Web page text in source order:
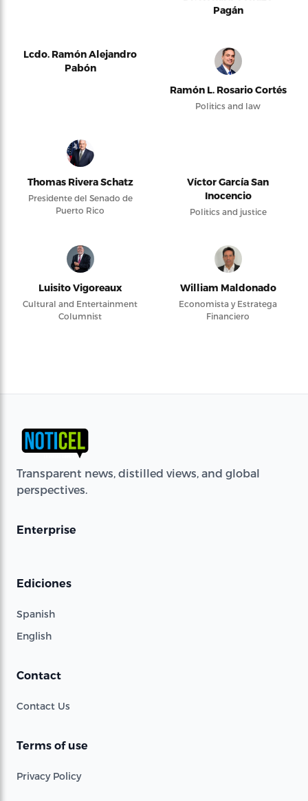
Pagán
Lcdo. Ramón Alejandro
Pabón
Ramón L. Rosario Cortés
Politics and law
Thomas Rivera Schatz
Presidente del Senado de
Puerto Rico
Víctor García San
Inocencio
Politics and justice
Luisito Vigoreaux
Cultural and Entertainment
Columnist
William Maldonado
Economista y Estratega
Financiero
Transparent news, distilled views, and global
perspectives.
Enterprise
Ediciones
Spanish
English
Contact
Contact Us
Terms of use
Privacy Policy